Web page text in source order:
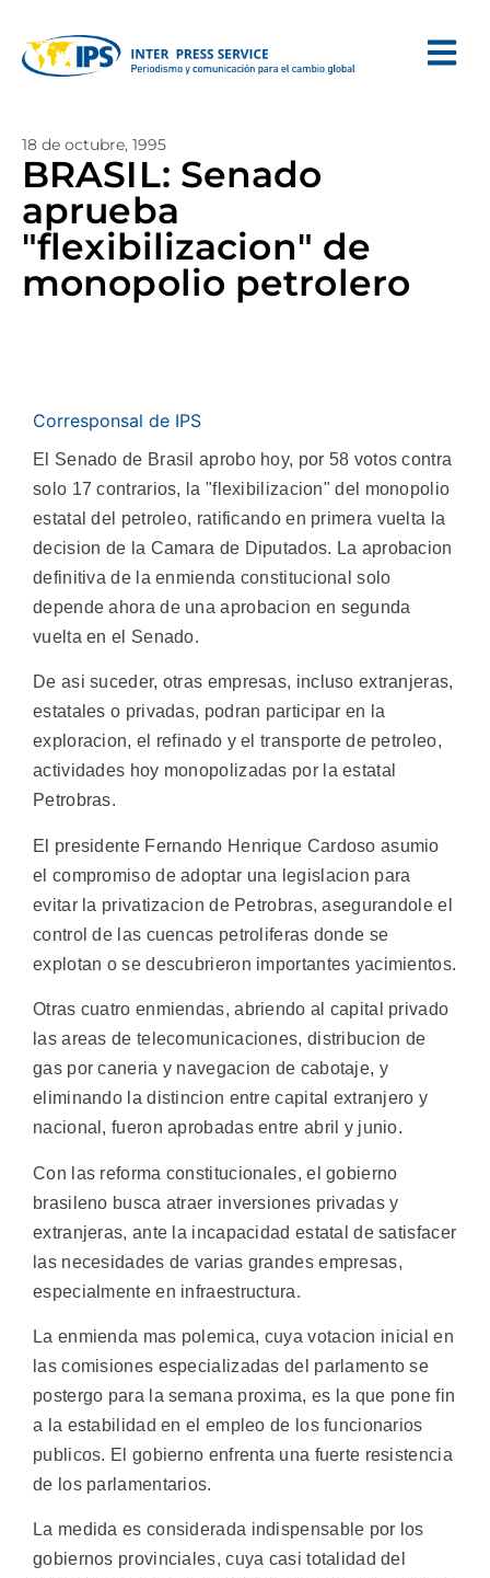
18 de octubre, 1995
BRASIL: Senado
aprueba
"flexibilizacion" de
monopolio petrolero
Corresponsal de IPS
El Senado de Brasil aprobo hoy, por 58 votos contra
solo 17 contrarios, la "flexibilizacion" del monopolio
estatal del petroleo, ratificando en primera vuelta la
decision de la Camara de Diputados. La aprobacion
definitiva de la enmienda constitucional solo
depende ahora de una aprobacion en segunda
vuelta en el Senado.
De asi suceder, otras empresas, incluso extranjeras,
estatales o privadas, podran participar en la
exploracion, el refinado y el transporte de petroleo,
actividades hoy monopolizadas por la estatal
Petrobras.
El presidente Fernando Henrique Cardoso asumio
el compromiso de adoptar una legislacion para
evitar la privatizacion de Petrobras, asegurandole el
control de las cuencas petroliferas donde se
explotan o se descubrieron importantes yacimientos.
Otras cuatro enmiendas, abriendo al capital privado
las areas de telecomunicaciones, distribucion de
gas por caneria y navegacion de cabotaje, y
eliminando la distincion entre capital extranjero y
nacional, fueron aprobadas entre abril y junio.
Con las reforma constitucionales, el gobierno
brasileno busca atraer inversiones privadas y
extranjeras, ante la incapacidad estatal de satisfacer
las necesidades de varias grandes empresas,
especialmente en infraestructura.
La enmienda mas polemica, cuya votacion inicial en
las comisiones especializadas del parlamento se
postergo para la semana proxima, es la que pone fin
a la estabilidad en el empleo de los funcionarios
publicos. El gobierno enfrenta una fuerte resistencia
de los parlamentarios.
La medida es considerada indispensable por los
gobiernos provinciales, cuya casi totalidad del